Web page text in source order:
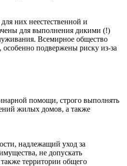
них неестественной и
для выполнения дикими (!)
Всемирное общество
подвержены риску из-за
помощи, строго выполнять
жилых домов, а также
надлежащий‌ уход за
не допускать
территории общего